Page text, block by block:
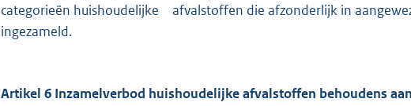
categorieën huishoudelijke afvalstoffen die afzonderlijk in
ingezameld.
Artikel 6 Inzamelverbod huishoudelijke afvalstoffen behoudens